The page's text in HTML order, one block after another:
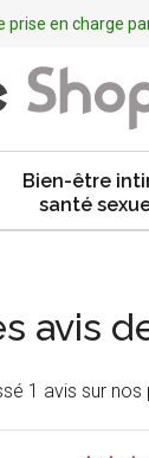
prise en charge
Bien-être
santé
avis
1 avis sur nos